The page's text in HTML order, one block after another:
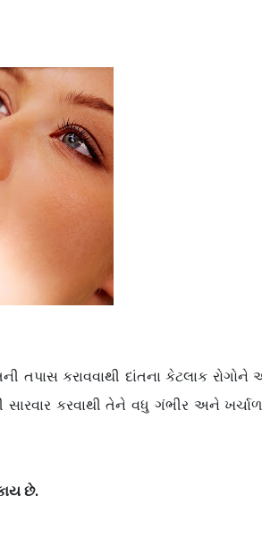
તપાસ કરાવવાથી દાંતના કેટલાક રોગોને
કરવાથી તેને વધુ ગંભીર અને
છે.